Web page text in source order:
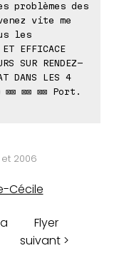
problèmes des
vite me
les
EFFICACE
SUR RENDEZ-
DANS LES 4
⊠⊠ ⊠⊠ ⊠⊠ Port.
2006
Cécile
Flyer
suivant >